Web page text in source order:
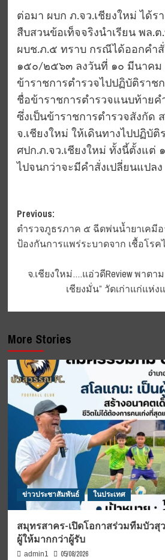
ต่อมา ผบก ภ.จว.เชียงใหม่ ได้ร
สืบสวนข้อเท็จจริงนำเรียน พล.
ผบช.ภ.๕ ทราบ กรณีได้ออกคำสั่
๑๕๐/๒๕๖๓ ลงวันที่ ๑๐ มีนาคม
ข้าราชการตำรวจไปปฏิบัติราช
ชื่อข้าราชการตำรวจแนบท้ายค
ซึ่งเป็นข้าราชการตำรวจสังกัด
จ.เชียงใหม่ ให้เดินทางไปปฏิบั
ศปก.ภ.จว.เชียงใหม่ ทั้งนี้ตั้งแต่
ไปจนกว่าจะมีคำสั่งเปลี่ยนแปลง
Post
navigation
Previous:
ตำรวจภูธรภาค ๕ ฉีดพ่นน้ำยาเคมี
ป้องกันการแพร่ระบาดจาก เชื้อโรคไ
จ.เชียงใหม่….แอ่วดีReview พาตา
เชียงมั่น” วัดเก่าแก่แห่ง
More Stories
ข่าวประชาสัมพันธ์ ในประเทศ
สมุทรสาคร-เปิดโอกาสร่วมทีมบัวสุ
ผู้ให้มากกว่าผู้รับ
admin1 05/08/2026